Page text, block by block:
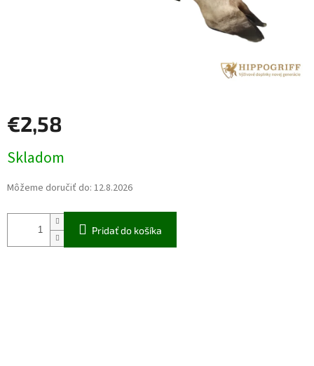
€2,58
cena:
Skladom
Môžeme doručiť do: 12.8.2026
Pridať do košíka